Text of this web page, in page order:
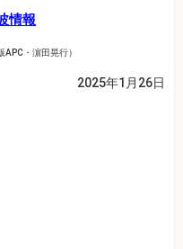
情報
・濵田晃行）
2025年1月26日